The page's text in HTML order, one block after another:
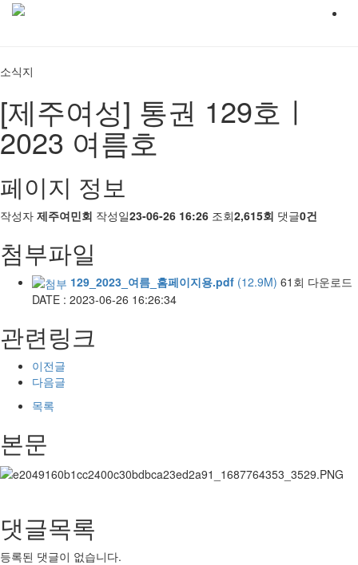
소식지
[제주여성] 통권 129호ㅣ
2023 여름호
페이지 정보
작성자 제주여민회 작성일23-06-26 16:26 조회2,615회 댓글0건
첨부파일
129_2023_여름_홈페이지용.pdf (12.9M) 61회 다운로드
DATE : 2023-06-26 16:26:34
관련링크
이전글
다음글
목록
본문
댓글목록
등록된 댓글이 없습니다.